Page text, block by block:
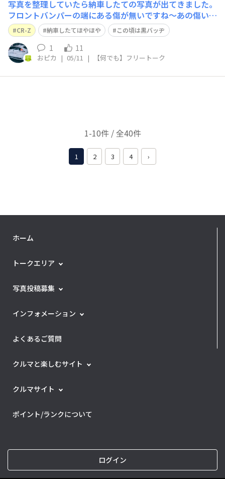
写真を整理していたら納車したての写真が出てきました。
フロントバンパーの端にある傷が無いですね〜あの傷いつ
付けちゃったんだろ？
CR-Z 納車したてほやほや この頃は黒バッヂ
1 11
おピカ | 05/11 | 【何でも】フリートーク
1-10件 / 全40件
1 2 3 4 ›
ホーム
トークエリア
写真投稿募集
インフォメーション
よくあるご質問
クルマと楽しむサイト
クルマサイト
ポイント/ランクについて
ログイン